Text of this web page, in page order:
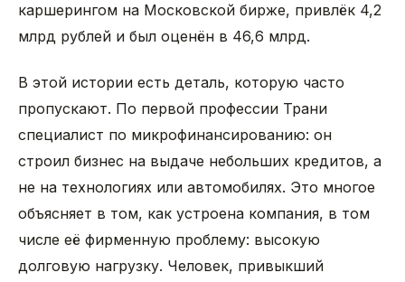
каршерингом на Московской бирже, привлёк 4,2
млрд рублей и был оценён в 46,6 млрд.
В этой истории есть деталь, которую часто
пропускают. По первой профессии Трани
специалист по микрофинансированию: он
строил бизнес на выдаче небольших кредитов, а
не на технологиях или автомобилях. Это многое
объясняет в том, как устроена компания, в том
числе её фирменную проблему: высокую
долговую нагрузку. Человек, привыкший